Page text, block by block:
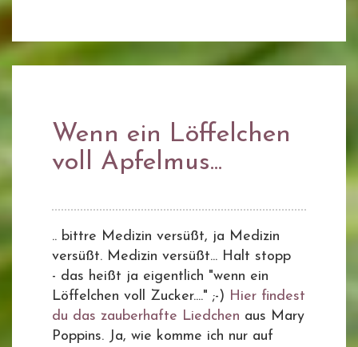
Wenn ein Löffelchen
voll Apfelmus...
.. bittre Medizin versüßt, ja Medizin
versüßt. Medizin versüßt... Halt stopp
- das heißt ja eigentlich "wenn ein
Löffelchen voll Zucker...." ;-) Hier findest
du das zauberhafte Liedchen aus Mary
Poppins. Ja, wie komme ich nur auf